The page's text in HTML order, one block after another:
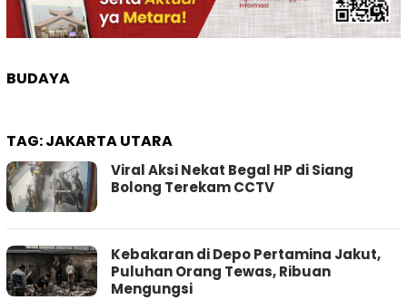
BUDAYA
TAG:JAKARTA UTARA
Viral Aksi Nekat Begal HP di Siang
Bolong Terekam CCTV
Kebakaran di Depo Pertamina Jakut,
Puluhan Orang Tewas, Ribuan
Mengungsi